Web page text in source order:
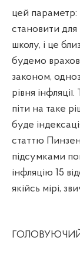
цей
становити для
школу, і це
будемо
законом,
рівня
піти на таке
буде
статтю
підсумками
інфляцію 15
якійсь мірі,
ГОЛОВУЮЧИЙ.